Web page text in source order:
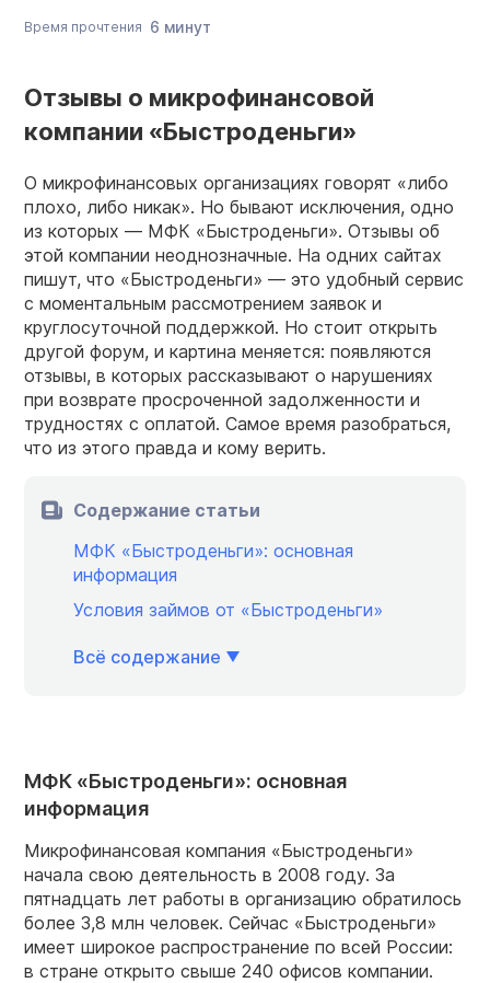
Время прочтения 6 минут
Отзывы о микрофинансовой
компании «Быстроденьги»
О микрофинансовых организациях говорят «либо
плохо, либо никак». Но бывают исключения, одно
из которых — МФК «Быстроденьги». Отзывы об
этой компании неоднозначные. На одних сайтах
пишут, что «Быстроденьги» — это удобный сервис
с моментальным рассмотрением заявок и
круглосуточной поддержкой. Но стоит открыть
другой форум, и картина меняется: появляются
отзывы, в которых рассказывают о нарушениях
при возврате просроченной задолженности и
трудностях с оплатой. Самое время разобраться,
что из этого правда и кому верить.
Содержание статьи
МФК «Быстроденьги»: основная
информация
Условия займов от «Быстроденьги»
Всё содержание
МФК «Быстроденьги»: основная
информация
Микрофинансовая компания «Быстроденьги»
начала свою деятельность в 2008 году. За
пятнадцать лет работы в организацию обратилось
более 3,8 млн человек. Сейчас «Быстроденьги»
имеет широкое распространение по всей России:
в стране открыто свыше 240 офисов компании.